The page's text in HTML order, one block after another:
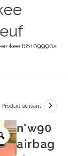
68109990ab
Produit suivant
n°w90
airbag